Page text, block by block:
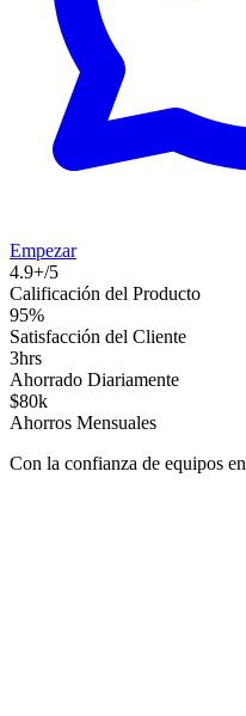
Empezar
4.9+/5
Calificación del Producto
95%
Satisfacción del Cliente
3hrs
Ahorrado Diariamente
$80k
Ahorros Mensuales
Con la confianza de equipos en